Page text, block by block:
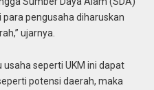
pengusaha diharuskan
ujarnya.
usaha seperti UKM ini dapat
potensi daerah, maka